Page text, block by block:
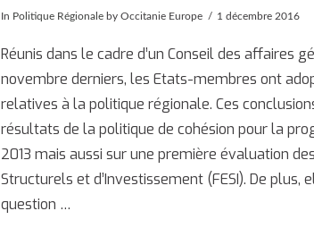
In Politique Régionale by Occitanie Europe 1 décembre 2016
Réunis dans le cadre d’un Conseil des affaires
novembre derniers, les Etats-membres ont
relatives à la politique régionale. Ces
résultats de la politique de cohésion pour la
2013 mais aussi sur une première évaluation
Structurels et d’Investissement (FESI). De plus,
question …